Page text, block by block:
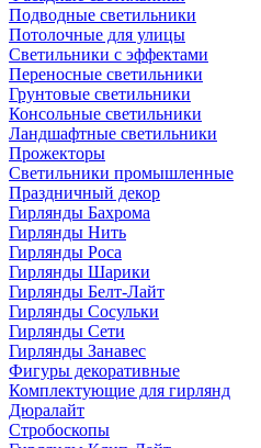
Подводные светильники
Потолочные для улицы
Светильники с эффектами
Переносные светильники
Грунтовые светильники
Консольные светильники
Ландшафтные светильники
Прожекторы
Светильники промышленные
Праздничный декор
Гирлянды Бахрома
Гирлянды Нить
Гирлянды Роса
Гирлянды Шарики
Гирлянды Белт-Лайт
Гирлянды Сосульки
Гирлянды Сети
Гирлянды Занавес
Фигуры декоративные
Комплектующие для гирлянд
Дюралайт
Стробоскопы